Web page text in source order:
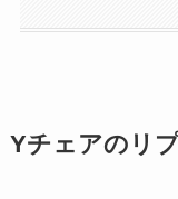
Yチェアのリ